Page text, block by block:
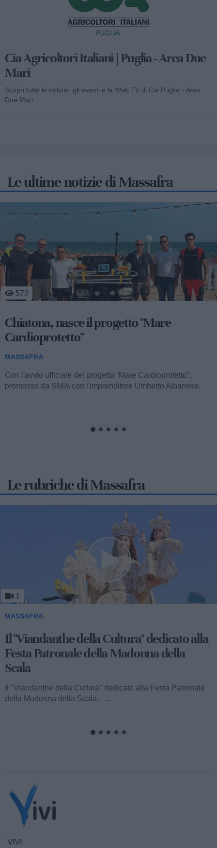
Cia Agricoltori Italiani | Puglia - Area Due
Mari
Scopri tutte le notizie, gli eventi e la Web TV di Cia Puglia - Area
Due Mari
Le ultime notizie di Massafra
636
Chiatona: sacchi gratis in spiaggia per
San Lorenzo
MASSAFRA
Nella giornata di lunedì 10 agosto, in occasione della notte
di San Lorenzo, la località marina di Chiatona ospiterà
Le rubriche di Massafra
1
MASSAFRA
Viandanthe della Cultura: la "Chiesa
Rupestre della Buona Nuova"
Ecco a voi il terzo speciale del "Viandanthe della Cultura"
dedicato alla Madonna della Scala. Vi porteremo alla
scoperta della "Chiesa...
VIVI